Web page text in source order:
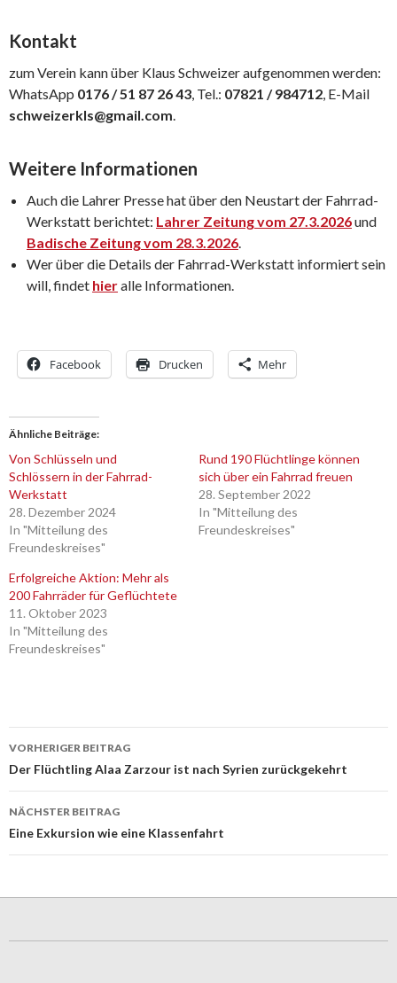
Kontakt
zum Verein kann über Klaus Schweizer aufgenommen werden:
WhatsApp 0176 / 51 87 26 43, Tel.: 07821 / 984712, E-Mail
schweizerkls@gmail.com.
Weitere Informationen
Auch die Lahrer Presse hat über den Neustart der Fahrrad-
Werkstatt berichtet: Lahrer Zeitung vom 27.3.2026und
Badische Zeitung vom 28.3.2026.
Wer über die Details der Fahrrad-Werkstatt informiert sein
will, findet hieralle Informationen.
Facebook Drucken Mehr
Ähnliche Beiträge
Von Schlüsseln und
Schlössern in der Fahrrad-
Werkstatt
28. Dezember 2024
In "Mitteilung des
Freundeskreises"
Rund 190 Flüchtlinge können
sich über ein Fahrrad freuen
28. September 2022
In "Mitteilung des
Freundeskreises"
Erfolgreiche Aktion: Mehr als
200 Fahrräder für Geflüchtete
11. Oktober 2023
In "Mitteilung des
Freundeskreises"
Beitrags-
Navigation
VORHERIGER BEITRAG
Der Flüchtling Alaa Zarzour ist nach Syrien zurückgekehrt
NÄCHSTER BEITRAG
Eine Exkursion wie eine Klassenfahrt